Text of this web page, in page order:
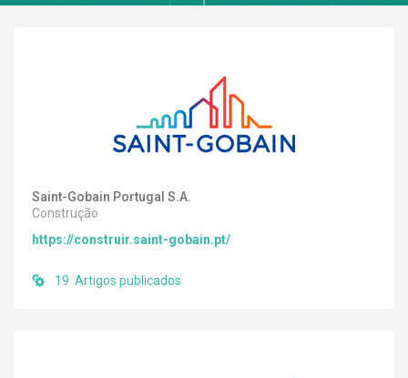
Saint-Gobain Portugal S.A.
Construção
https://construir.saint-gobain.pt/
19 Artigos publicados